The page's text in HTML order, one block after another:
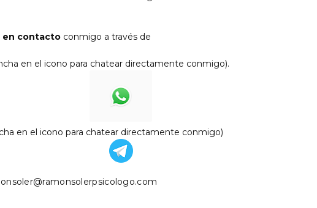
en contacto conmigo a través de
en el icono para chatear directamente conmigo).
en el icono para chatear directamente conmigo)